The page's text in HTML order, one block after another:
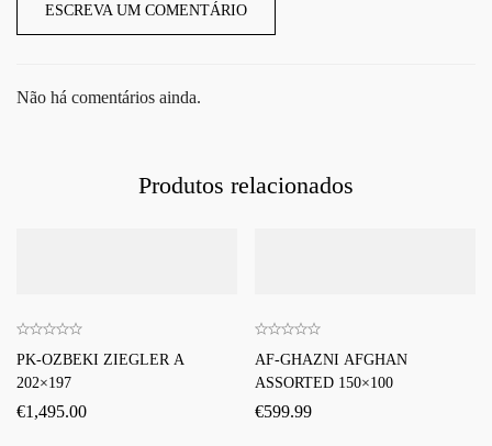
ESCREVA UM COMENTÁRIO
Não há comentários ainda.
Produtos relacionados
PK-OZBEKI ZIEGLER A
202×197
€1,495.00
AF-GHAZNI AFGHAN
ASSORTED 150×100
€599.99